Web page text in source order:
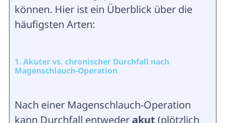
können. Hier ist ein Überblick über die
häufigsten Arten:
1. Akuter vs. chronischer Durchfall nach
Magenschlauch-Operation
Nach einer Magenschlauch-Operation
kann Durchfall entwederakut (plötzlich